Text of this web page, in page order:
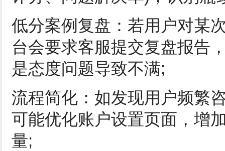
低分案例复盘：若用户对某
台会要求客服提交复盘报告
是态度问题导致不满;
流程简化：如发现用户频繁
可能优化账户设置页面，增
量;